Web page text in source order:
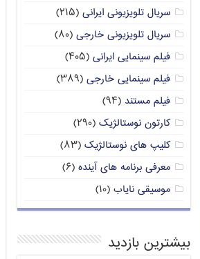
سریال تلویزیونی ایرانی (۲۱۵)
سریال تلویزیونی خارجی (۸۰)
فیلم سینمایی ایرانی (۴۰۵)
فیلم سینمایی خارجی (۳۸۹)
فیلم مستند (۹۴)
کارتون نوستالژیک (۲۹۰)
کلیپ های نوستالژیک (۸۳)
معرفی برنامه های آینده (۶)
موسیقی نایاب (۱۰)
بیشترین بازدید